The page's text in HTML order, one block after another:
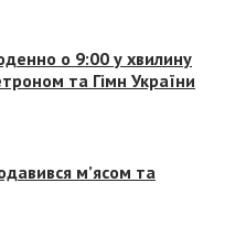
о 9:00 у хвилину
та Гімн України
м’ясом та